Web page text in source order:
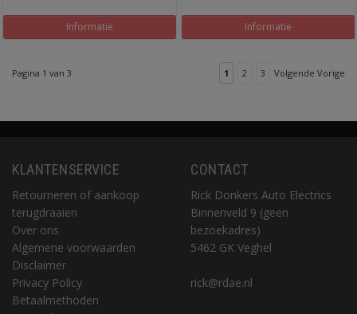
Informatie Informatie
Pagina 1 van 3 1 2 3 Volgende Vorige
KLANTENSERVICE
Retourneren of aankoop
terugdraaien
Over ons
Algemene voorwaarden
Disclaimer
Privacy Policy
Betaalmethoden
CONTACT
Rick Donkers Auto Electrics
Binnenveld 9 (geen
bezoekadres)
5462 GK Veghel
rick@rdae.nl